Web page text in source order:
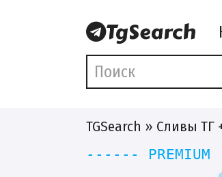
TGSearch » Сливы ТГ
------ PREMIUM